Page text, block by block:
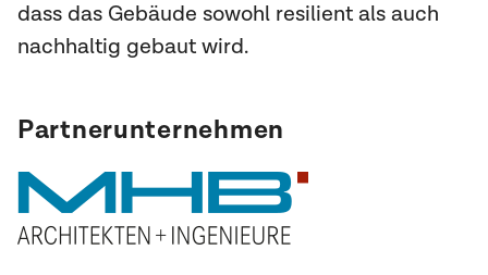
dass das Gebäude sowohl resilient als auch
nachhaltig gebaut wird.
Partnerunternehmen